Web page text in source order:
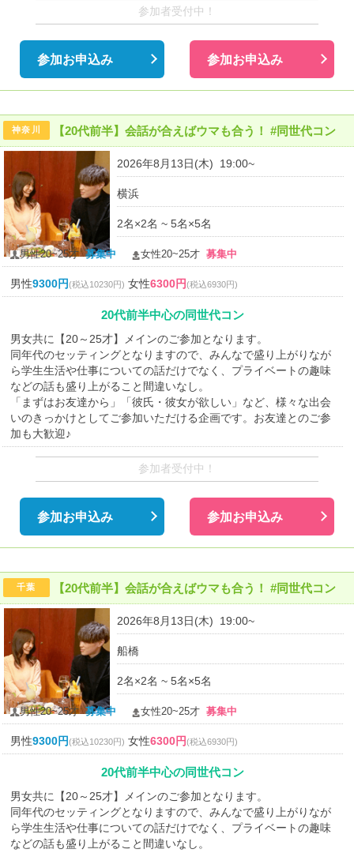
参加者受付中！
参加お申込み 参加お申込み
神奈川 【20代前半】会話が合えばウマも合う！ #同世代コン
2026年8月13日(木) 19:00~
横浜
2名×2名 ~ 5名×5名
男性20~25才募集中 女性20~25才募集中
男性9300円(税込10230円) 女性6300円(税込6930円)
20代前半中心の同世代コン
男女共に【20～25才】メインのご参加となります。
同年代のセッティングとなりますので、みんなで盛り上がりなが
ら学生生活や仕事についての話だけでなく、プライベートの趣味
などの話も盛り上がること間違いなし。
「まずはお友達から」「彼氏・彼女が欲しい」など、様々な出会
いのきっかけとしてご参加いただける企画です。お友達とのご参
加も大歓迎♪
参加者受付中！
参加お申込み 参加お申込み
千葉 【20代前半】会話が合えばウマも合う！ #同世代コン
2026年8月13日(木) 19:00~
船橋
2名×2名 ~ 5名×5名
男性20~25才募集中 女性20~25才募集中
男性9300円(税込10230円) 女性6300円(税込6930円)
20代前半中心の同世代コン
男女共に【20～25才】メインのご参加となります。
同年代のセッティングとなりますので、みんなで盛り上がりなが
ら学生生活や仕事についての話だけでなく、プライベートの趣味
などの話も盛り上がること間違いなし。